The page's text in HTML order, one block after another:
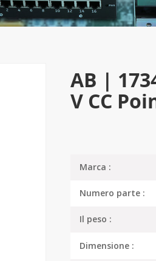
AB |
V CC
Marca :
Numero parte :
Il peso :
Dimensione :